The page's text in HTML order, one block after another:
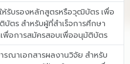
ห้รับรองหลักสูตรหรือวุฒิบัตร เพื่อ
ตร สําหรับผู้ที่สําเร็จการศึกษา
พื่อการสมัครสอบเพื่ออนุมัติบัตร
รณาเอกสารผลงานวิจัย สำหรับ